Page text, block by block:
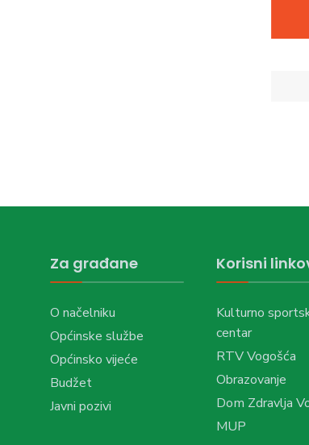
Za građane
O načelniku
Općinske službe
Općinsko vijeće
Budžet
Javni pozivi
Korisni
Kulturno
centar
RTV Vogošća
Obrazovanje
Dom Zdravlja
MUP